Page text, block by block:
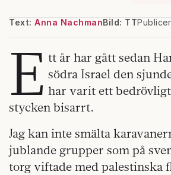
Text: Anna NachmanBild: TT
E tt år har gått sedan
södra Israel den
har varit ett
stycken bisarrt.
Jag kan inte smälta
jublande grupper som på
torg viftade med palestinska